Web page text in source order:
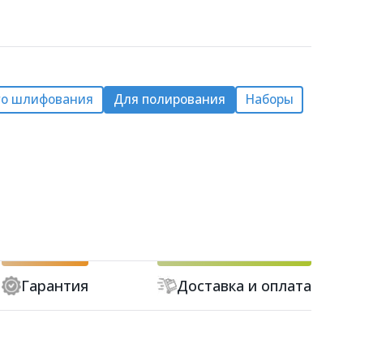
шлифования Для полирования Наборы
Гарантия Доставка и оплата